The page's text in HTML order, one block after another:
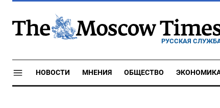
РУССКАЯ
НОВОСТИ МНЕНИЯ ОБЩЕСТВО